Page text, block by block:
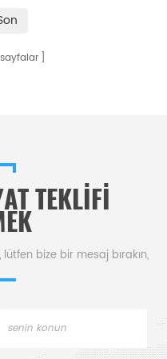
sayfalar
TEKLIFI
bize bir mesaj bırakın,